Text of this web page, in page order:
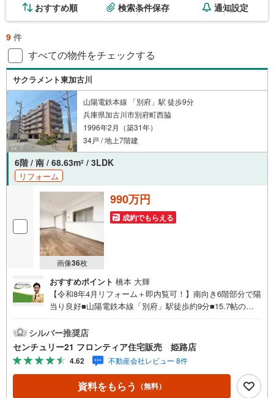
おすすめ順 検索条件保存 通知設定
9 件
すべての物件をチェックする
サクラメント東加古川
山陽電鉄本線 「別府」駅 徒歩9分
兵庫県加古川市別府町西脇
1996年2月（築31年）
34戸 / 地上7階建
6階 / 南 / 68.63m2 / 3LDK
リフォーム
画像36枚
990万円
成約でもらえる
おすすめポイント 橋本 大輝
【令和8年4月リフォーム＋即内覧可！】南向き6階部分で陽
当り良好■山陽電鉄本線「別府」駅徒歩約9分■15.7帖の
る住空間・全居室に収納スペースを確保しお部屋をスッキ
リ保てます・和室1部屋と洋室2部屋を備えた家族で使いや
すい間取り リフォーム内容・キッチン、浴室、トイレ・壁
クロス、床フローリング 立地・別府小学校まで徒歩約12
分・別府中学校まで徒歩約22分 弊社が選ばれる理由 1.お金
の扱い方のプロ、ファイナンシャルプランナーが資金計画
シルバー推奨店
センチュリー21 フロンティア住宅販売 姫路店
4.62 不動産会社レビュー 8件
資料をもらう （無料）